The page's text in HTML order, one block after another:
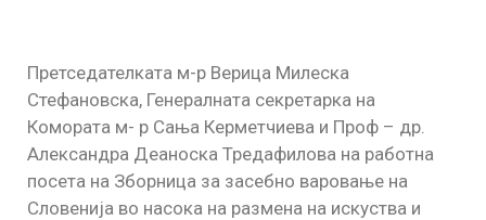
Претседателката м-р Верица Милеска
Стефановска, Генералната секретарка на
Комората м- р Сања Керметчиева и Проф – др.
Александра Деаноска Тредафилова на работна
посета на Зборница за засебно варовање на
Словенија во насока на размена на искуства и